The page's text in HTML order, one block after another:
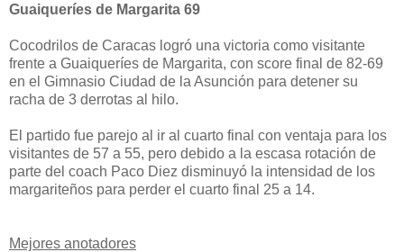
Guaiqueríes de Margarita 69
Cocodrilos de Caracas logró una victoria como visitante
frente a Guaiqueríes de Margarita, con score final de 82-69
en el Gimnasio Ciudad de la Asunción para detener su
racha de 3 derrotas al hilo.
El partido fue parejo al ir al cuarto final con ventaja para los
visitantes de 57 a 55, pero debido a la escasa rotación de
parte del coach Paco Diez disminuyó la intensidad de los
margariteños para perder el cuarto final 25 a 14.
Mejores anotadores